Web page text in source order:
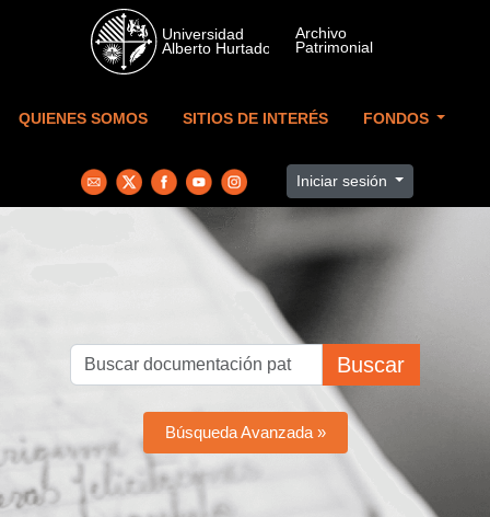
Skip to main content
QUIENES SOMOS SITIOS DE INTERÉS FONDOS
Iniciar sesión
Buscar
Búsqueda Avanzada »